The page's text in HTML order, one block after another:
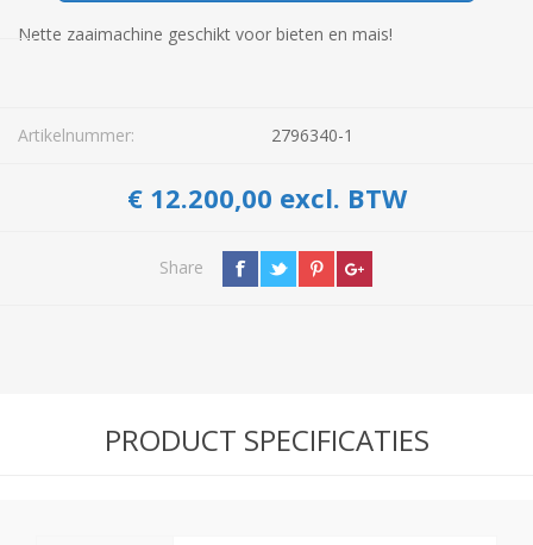
Nette zaaimachine geschikt voor bieten en mais!
Artikelnummer: 2796340-1
€ 12.200,00 excl. BTW
Share
PRODUCT SPECIFICATIES